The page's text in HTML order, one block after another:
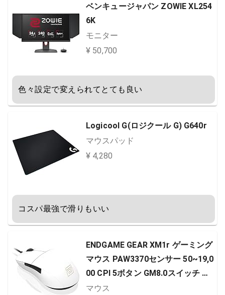
ベンキュージャパン ZOWIE XL254
6K
モニター
¥ 50,700
色々設定で変えられてとても良い
Logicool G(ロジクール G) G640r
マウスパッド
¥ 4,280
コスパ最強で滑りもいい
ENDGAME GEAR XM1r ゲーミング
マウス PAW3370センサー 50~19,0
00 CPI 5ボタン GM8.0スイッチ ホ
ワイト EGG-XM1R-WHT
マウス